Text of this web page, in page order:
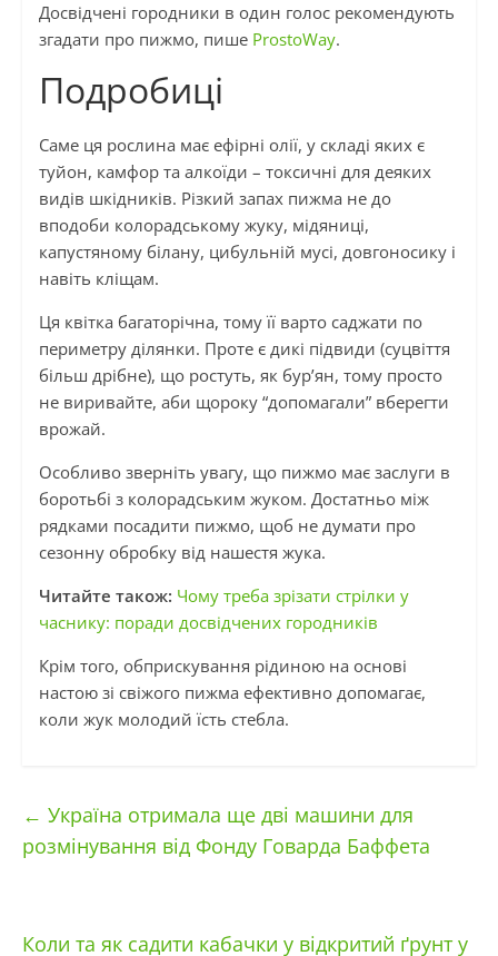
Досвідчені городники в один голос рекомендують
згадати про пижмо, пише ProstoWay.
Подробиці
Саме ця рослина має ефірні олії, у складі яких є
туйон, камфор та алкоїди – токсичні для деяких
видів шкідників. Різкий запах пижма не до
вподоби колорадському жуку, мідяниці,
капустяному білану, цибульній мусі, довгоносику і
навіть кліщам.
Ця квітка багаторічна, тому її варто саджати по
периметру ділянки. Проте є дикі підвиди (суцвіття
більш дрібне), що ростуть, як бур’ян, тому просто
не виривайте, аби щороку “допомагали” вберегти
врожай.
Особливо зверніть увагу, що пижмо має заслуги в
боротьбі з колорадським жуком. Достатньо між
рядками посадити пижмо, щоб не думати про
сезонну обробку від нашестя жука.
Читайте також: Чому треба зрізати стрілки у
часнику: поради досвідчених городників
Крім того, обприскування рідиною на основі
настою зі свіжого пижма ефективно допомагає,
коли жук молодий їсть стебла.
← Україна отримала ще дві машини для
розмінування від Фонду Говарда Баффета
Коли та як садити кабачки у відкритий ґрунт у